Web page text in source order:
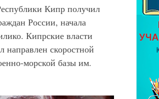
Кипр получил
России, начала
Кипрские власти
направлен скоростной
морской базы им.